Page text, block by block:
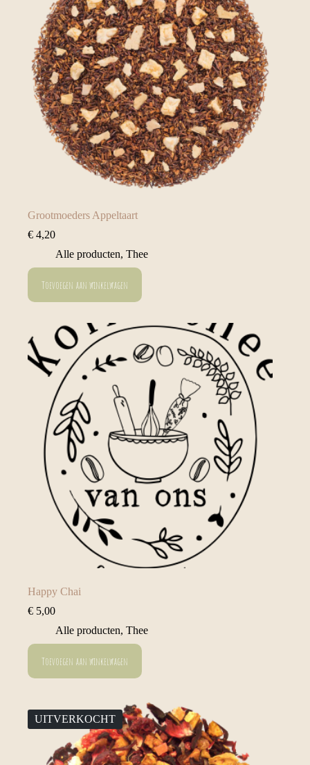
Grootmoeders Appeltaart
€ 4,20
Alle producten, Thee
Toevoegen aan winkelwagen
Happy Chai
€ 5,00
Alle producten, Thee
Toevoegen aan winkelwagen
UITVERKOCHT